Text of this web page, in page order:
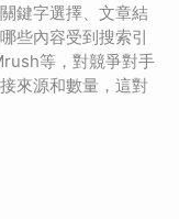
鍵字選擇、文章結
些內容受到搜索引
等，對競爭對手
來源和數量，這對